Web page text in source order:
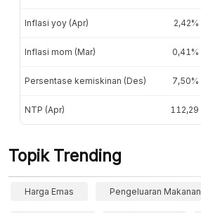
Inflasi yoy (Apr) 2,42%
Inflasi mom (Mar) 0,41%
Persentase kemiskinan (Des) 7,50%
NTP (Apr) 112,29
Topik Trending
Harga Emas Pengeluaran Makanan